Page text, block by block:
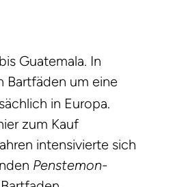
Guatemala. In
Bartfäden um eine
in Europa.
zum Kauf
intensivierte sich
Penstemon-